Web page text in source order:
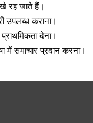
रह जाते हैं।
उपलब्ध कराना।
देना।
में समाचार प्रदान करना।